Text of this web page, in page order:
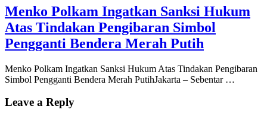
Menko Polkam Ingatkan Sanksi Hukum
Atas Tindakan Pengibaran Simbol
Pengganti Bendera Merah Putih
Menko Polkam Ingatkan Sanksi Hukum Atas Tindakan Pengibaran
Simbol Pengganti Bendera Merah PutihJakarta – Sebentar …
Leave a Reply